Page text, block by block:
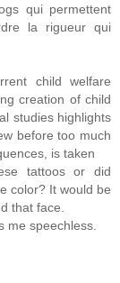
qui permettent
la rigueur qui
child welfare
creation of child
studies highlights
before too much
is taken
tattoos or did
color? It would be
that face.
me speechless.